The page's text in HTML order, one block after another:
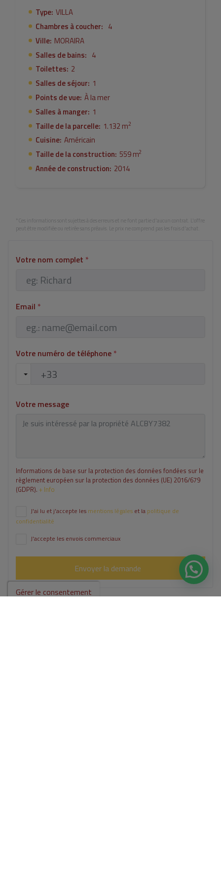
détente, cellier et salle des machines.Tous les niveaux
sont accessibles à la fois interne et externe.D'autres
extras comprennent: sols en marbre, canalisé chaud et
froid climatisation, fenêtres en bois double vitrage avec
stores électriques, allée, deux garages, barbecue,
Type: VILLA
Chambres à coucher: 4
Ville: MORAIRA
Salles de bains: 4
Toilettes: 2
Salles de séjour: 1
Points de vue: À la mer
Salles à manger: 1
Taille de la parcelle: 1.132 m2
Cuisine: Américain
Taille de la construction: 559 m2
Année de construction: 2014
*Ces informations sont sujettes à des erreurs et ne font partie d'aucun contrat. L'offre
peut être modifiée ou retirée sans préavis. Le prix ne comprend pas les frais d'achat.
Votre nom complet *
Email *
Votre numéro de téléphone *
Votre message
Informations de base sur la protection des données fondées sur le
règlement européen sur la protection des données (UE) 2016/679
(GDPR). + Info
J'ai lu et j'accepte les mentions légales et la politique de
confidentialité
J'accepte les envois commerciaux
Envoyer la demande
Gérer le consentement